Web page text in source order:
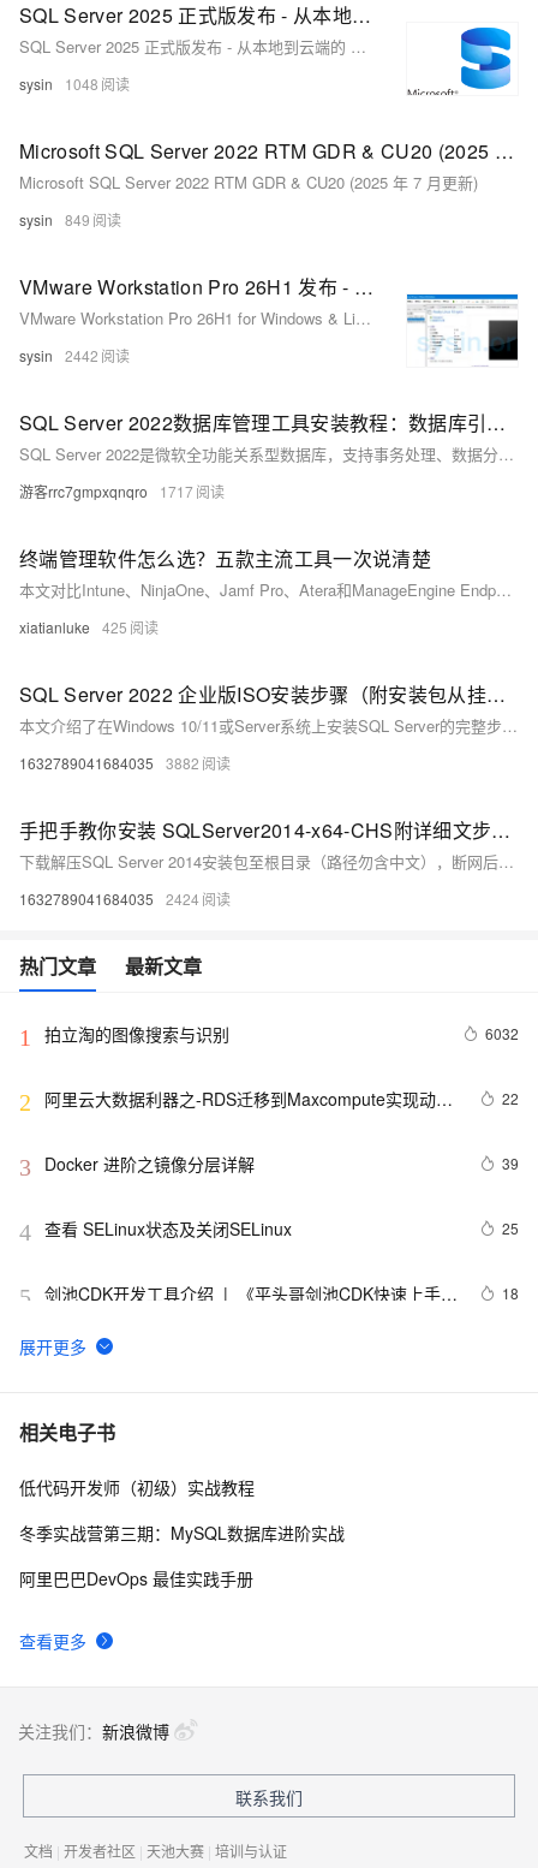
SQL Server 2025 正式版发布 - 从本地到云端的 AI 就绪企业数据库
SQL Server 2025 正式版发布 - 从本地到云端的 AI 就绪企业数据库
sysin 1048
Microsoft SQL Server 2022 RTM GDR & CU20 (2025 年 7 月更新)
Microsoft SQL Server 2022 RTM GDR & CU20 (2025 年 7 月更新)
sysin 849
VMware Workstation Pro 26H1 发布 - 领先的免费桌面虚拟化软件
VMware Workstation Pro 26H1 for Windows & Linux - 领先的免费桌面虚拟化软件
sysin 2442
SQL Server 2022数据库管理工具安装教程：数据库引擎配置+SSMS管理工具（64位）
SQL Server 2022是微软全功能关系型数据库，支持事务处理、数据分析、报表与数据挖掘；本教程提供含SSMS的离线安装包及详细图文步骤，涵盖引擎部署、混合身份验证配置与连接验证，全程适配Windows开发环境。（239字）
游客rrc7gmpxqnqro 1717
终端管理软件怎么选？五款主流工具一次说清楚
本文对比Intune、NinjaOne、Jamf Pro、Atera和ManageEngine Endpoint Central五款主流终端管理工具，聚焦中小企业IT团队真实需求，从系统兼容性、部署方式、合规支持、成本及适用场景等维度深度分析，助你避开“参数陷阱”，选对真正匹配自身环境的工具。（239字）
xiatianluke 425
SQL Server 2022 企业版ISO安装步骤（附安装包从挂载到配置全流程）
本文介绍了在Windows 10/11或Server系统上安装SQL Server的完整步骤，包括挂载ISO文件、运行setup.exe、选择安装类型与功能、配置实例和服务账户，设置混合身份验证及SA密码，并建议安装SSMS进行连接测试，确保数据库引擎正常运行。
1632789041684035 3882
手把手教你安装 SQLServer2014-x64-CHS附详细文步骤与避坑指南
下载解压SQL Server 2014安装包至根目录（路径勿含中文），断网后以管理员身份运行setup.exe。选择评估版，接受协议，勾选数据库引擎、管理工具等核心功能，设置混合验证模式并配置sa密码，将服务设为自动启动。安装完成后检查服务状态，确认“SQL Server (MSSQLSERVER)”正在运行即可使用。（238字）
1632789041684035 2424
热门文章 最新文章
1 拍立淘的图像搜索与识别 6032
2
阿里云大数据利器之-RDS迁移到Maxcompute实现动态
22
3 Docker 进阶之镜像分层详解 39
4 查看 SELinux状态及关闭SELinux 25
5 剑池CDK开发工具介绍  |  《平头哥剑池CDK快速上手指
18
6 WebAssembly 在 MOSN 中的实践 - 基础框架篇
7 userdel使用说明
8 自己看系统的“系统还原”
相关电子书
查看更多
低代码开发师（初级）实战教程
冬季实战营第三期：MySQL数据库进阶实战
阿里巴巴DevOps 最佳实践手册
关注我们： 新浪微博
联系我们
文档 | 开发者社区 | 天池大赛 | 培训与认证